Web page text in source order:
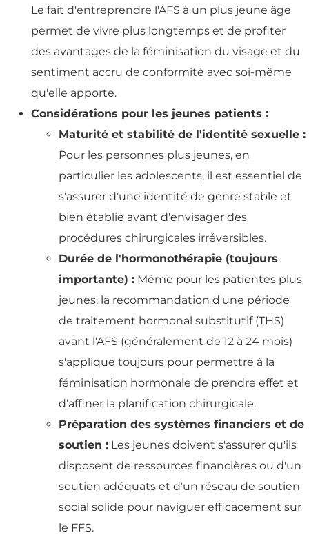
Le fait d'entreprendre l'AFS à un plus jeune âge
permet de vivre plus longtemps et de profiter
des avantages de la féminisation du visage et du
sentiment accru de conformité avec soi-même
qu'elle apporte.
Considérations pour les jeunes patients :
Maturité et stabilité de l'identité sexuelle :
Pour les personnes plus jeunes, en
particulier les adolescents, il est essentiel de
s'assurer d'une identité de genre stable et
bien établie avant d'envisager des
procédures chirurgicales irréversibles.
Durée de l'hormonothérapie (toujours
importante) : Même pour les patientes plus
jeunes, la recommandation d'une période
de traitement hormonal substitutif (THS)
avant l'AFS (généralement de 12 à 24 mois)
s'applique toujours pour permettre à la
féminisation hormonale de prendre effet et
d'affiner la planification chirurgicale.
Préparation des systèmes financiers et de
soutien : Les jeunes doivent s'assurer qu'ils
disposent de ressources financières ou d'un
soutien adéquats et d'un réseau de soutien
social solide pour naviguer efficacement sur
le FFS.